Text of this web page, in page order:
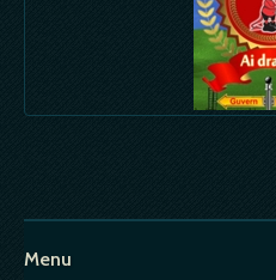
Menu